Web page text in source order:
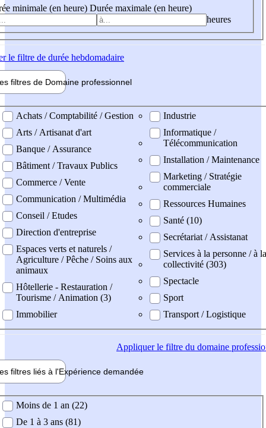
minimale (en heure) Durée maximale (en heure)
heures
le filtre de durée hebdomadaire
filtres de Domaine professionnel
professionel
Achats / Comptabilité / Gestion
Arts / Artisanat d'art
Banque / Assurance
Bâtiment / Travaux Publics
Commerce / Vente
Communication / Multimédia
Conseil / Etudes
Direction d'entreprise
Espaces verts et naturels /
Agriculture / Pêche / Soins aux
animaux
Hôtellerie - Restauration /
Tourisme / Animation (3)
Immobilier
Industrie
Informatique /
Télécommunication
Installation / Maintenance
Marketing / Stratégie
commerciale
Ressources Humaines
Santé (10)
Secrétariat / Assistanat
Services à la personne / à la
collectivité (303)
Spectacle
Sport
Transport / Logistique
Appliquerle filtre du domaine
filtres liés à l'Expérience demandée
demandée
Moins de 1 an (22)
De 1 à 3 ans (81)